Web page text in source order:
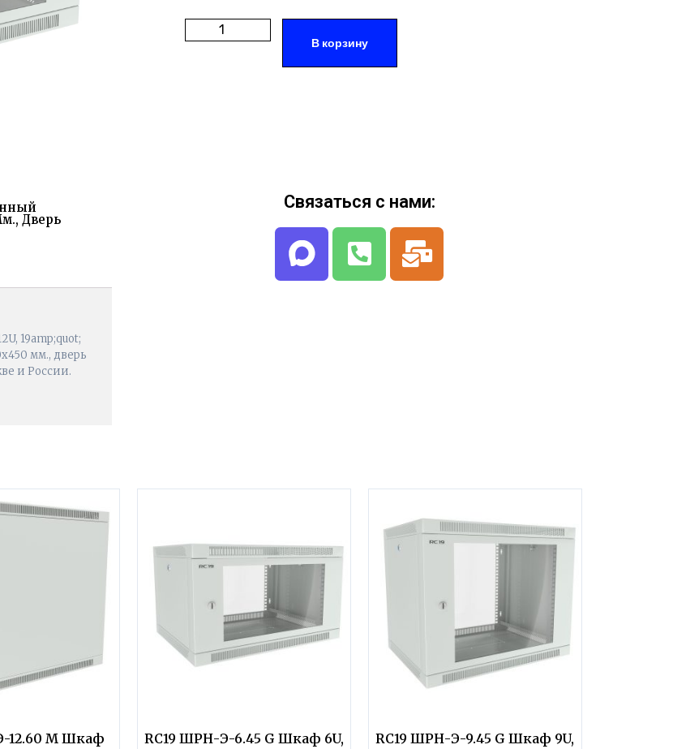
В корзину
Дверь
19amp;quot;
мм., дверь
и России.
Связаться с нами:
12.60 M Шкаф
RC19 ШРН-Э-6.45 G Шкаф 6U,
RC19 ШРН-Э-9.45 G Шкаф 9U,